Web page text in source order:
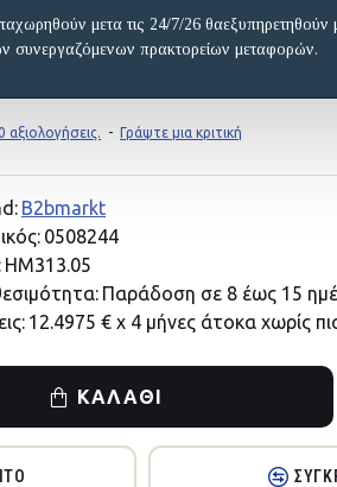
μετα τις 24/7/26 θαεξυπηρετηθούν
συνεργαζόμενων πρακτορείων μεταφορών.
- Γράψτε μια κριτική
B2bmarkt
0508244
HM313.05
Παράδοση σε 8 έως 15
12.4975 € x 4 μήνες άτοκα χωρίς
ΚΑΛΆΘΙ